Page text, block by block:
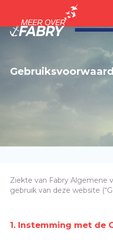
Ziekte van Fabry Algemene
gebruik van deze website
1. Instemming met de